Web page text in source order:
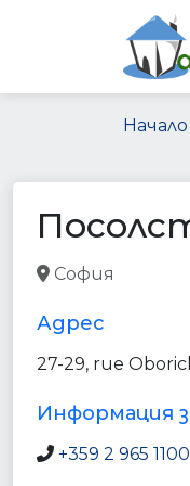
Начало
София
Адрес
27-29, rue
Информация
+359 2 965 1100